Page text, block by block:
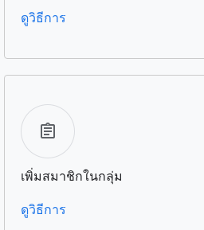
ดูวิธีการ
เพิ่มสมาชิกในกลุ่ม
ดูวิธีการ